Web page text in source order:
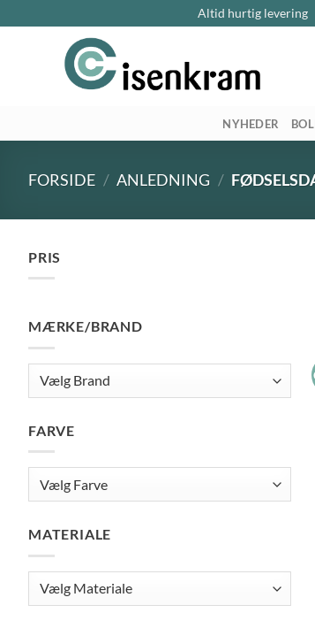
Altid hurtig levering
NYHEDER
FORSIDE / ANLEDNING /
PRIS
MÆRKE/BRAND
FARVE
MATERIALE